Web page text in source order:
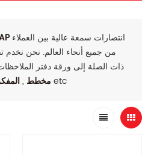
من جميع أنحاء العالم. نحن نخدم
ذات الصلة إلى ورقة دفتر
مخطط , , ملف مجلد etc